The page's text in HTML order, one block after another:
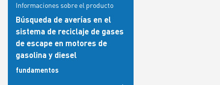
Informaciones sobre el producto
Búsqueda de averías en el
sistema de reciclaje de gases
de escape en motores de
gasolina y diesel
fundamentos